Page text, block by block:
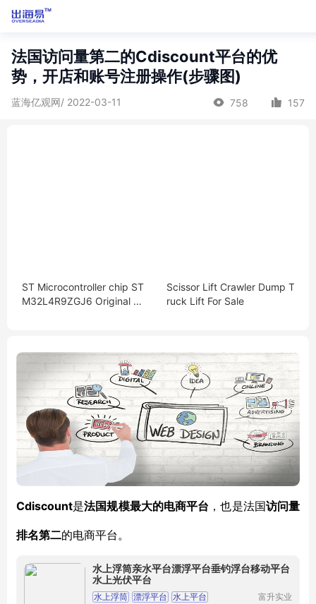
法国访问量第二的Cdiscount平台的优
势，开店和账号注册操作(步骤图)
蓝海亿观网/ 2022-03-11 758 157
ST Microcontroller chip ST
M32L4R9ZGJ6 Original MC
Scissor Lift Crawler Dump T
ruck Lift For Sale
Cdiscount是法国规模最大的电商平台 ，也是法国访问量
排名第二的电商平台。
水上浮筒亲水平台漂浮平台垂钓浮台移动平台
水上光伏平台
水上浮筒 漂浮平台 水上平台
富升实业